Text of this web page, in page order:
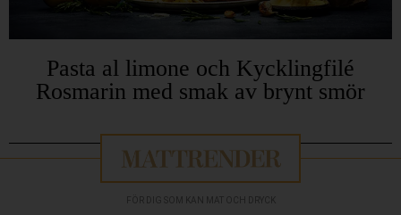
Pasta al limone och Kycklingfilé
Rosmarin med smak av brynt smör
FÖR DIG SOM KAN MAT OCH DRYCK